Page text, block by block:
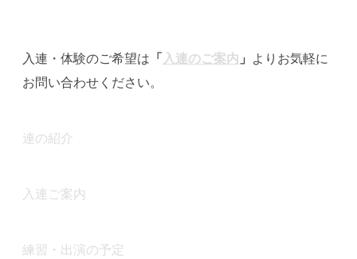
入連・体験のご希望は 「 入連のご案内 」
よりお気軽に
お問い合わせください。
連の紹介
入連ご案内
練習・出演の予定